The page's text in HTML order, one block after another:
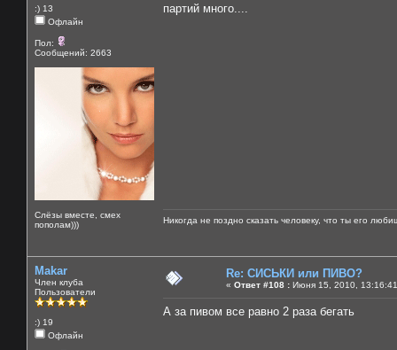
:) 13
Офлайн
Пол:
Сообщений: 2663
Слёзы вместе, смех
пополам)))
партий много....
Никогда не поздно сказать человеку, что ты его
Makar
Член клуба
Пользователи
:) 19
Офлайн
Re: СИСЬКИ или ПИВО?
« Ответ #108 : Июня 15, 2010,
А за пивом все равно 2 раза бегать